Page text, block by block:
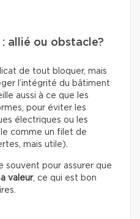
allié ou obstacle?
de tout bloquer, mais
l’intégrité du bâtiment
aussi à ce que les
pour éviter les
électriques ou les
comme un filet de
mais utile).
souvent pour assurer que
valeur, ce qui est bon